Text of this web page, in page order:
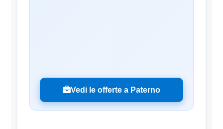
Vedi le offerte a Paterno